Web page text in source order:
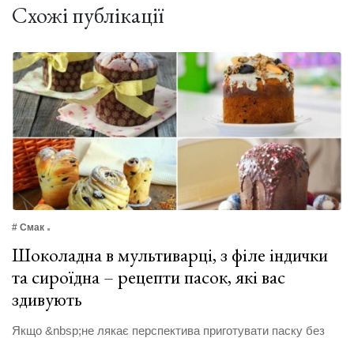
Схожі публікації
# Смак
Шоколадна в мультиварці, з філе індички
та сироїдна – рецепти пасок, які вас
здивують
Якщо &nbsp;не лякає перспектива приготувати паску без